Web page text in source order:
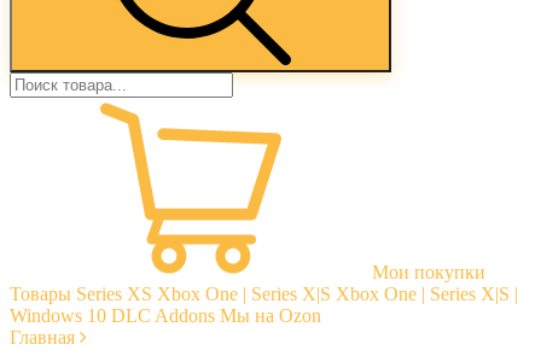
Мои покупки
Товары Series XS Xbox One | Series X|S Xbox One | Series X|S |
Windows 10 DLC Addons Мы на Ozon
Главная